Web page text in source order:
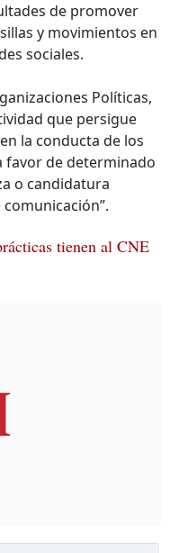
de promover
y movimientos en
sociales.
Políticas,
que persigue
la conducta de los
favor de determinado
o candidatura
tienen al CNE